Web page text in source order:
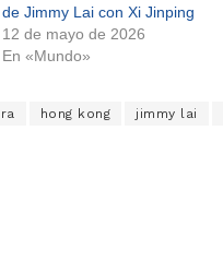
de Jimmy Lai con Xi Jinping
12 de mayo de 2026
En «Mundo»
hong kong jimmy lai